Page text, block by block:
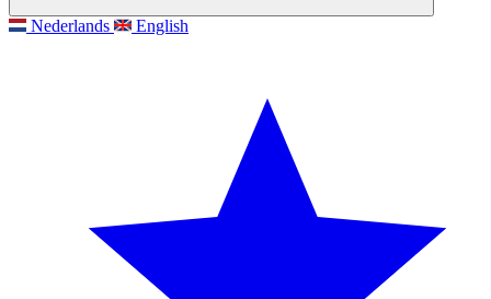
Nederlands English